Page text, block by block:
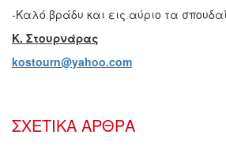
-Καλό βράδυ και εις αύριο τα
K. Στουρνάρας
kostourn@yahoo.com
ΣΧΕΤΙΚΑ ΑΡΘΡΑ